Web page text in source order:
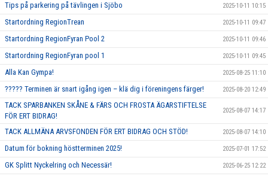
Tips på parkering på tävlingen i Sjöbo 2025-10-11 10:15
Startordning RegionTrean 2025-10-11 09:47
Startordning RegionFyran Pool 2 2025-10-11 09:46
Startordning RegionFyran pool 1 2025-10-11 09:45
Alla Kan Gympa! 2025-08-25 11:10
????? Terminen är snart igång igen – klä dig i föreningens färger! 2025-08-20 12:49
TACK SPARBANKEN SKÅNE & FÄRS OCH FROSTA ÄGARSTIFTELSE
FÖR ERT BIDRAG!
2025-08-07 14:17
TACK ALLMÄNA ARVSFONDEN FÖR ERT BIDRAG OCH STÖD! 2025-08-07 14:10
Datum för bokning höstterminen 2025! 2025-07-01 17:52
GK Splitt Nyckelring och Necessär! 2025-06-25 12:22